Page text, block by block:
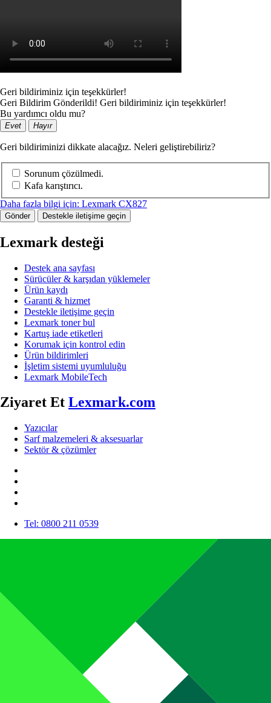
Geri bildiriminiz için teşekkürler!
Geri Bildirim Gönderildi! Geri bildiriminiz için teşekkürler!
Bu yardımcı oldu mu?
Evet Hayır
Geri bildiriminizi dikkate alacağız. Neleri geliştirebiliriz?
Sorunum çözülmedi.
Kafa karıştırıcı.
Daha fazla bilgi için: Lexmark CX827
Gönder Destekle iletişime geçin
Lexmark desteği
Destek ana sayfası
Sürücüler & karşıdan yüklemeler
Ürün kaydı
Garanti & hizmet
Destekle iletişime geçin
Lexmark toner bul
Kartuş iade etiketleri
Korumak için kontrol edin
Ürün bildirimleri
İşletim sistemi uyumluluğu
Lexmark MobileTech
Ziyaret Et Lexmark.com
Yazıcılar
Sarf malzemeleri & aksesuarlar
Sektör & çözümler
Tel: 0800 211 0539